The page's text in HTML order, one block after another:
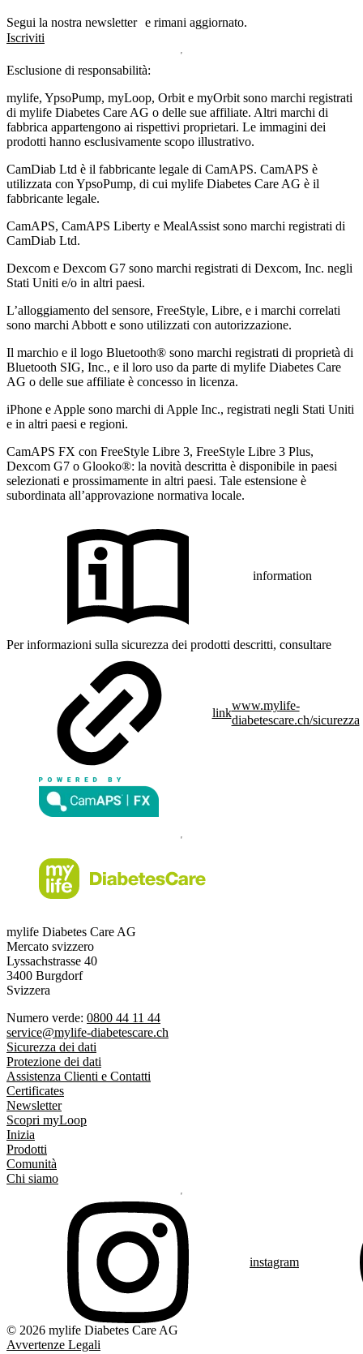
Segui la nostra newsletter e rimani aggiornato.
Iscriviti
Esclusione di responsabilità:
mylife, YpsoPump, myLoop, Orbit e myOrbit sono marchi registrati
di mylife Diabetes Care AG o delle sue affiliate. Altri marchi di
fabbrica appartengono ai rispettivi proprietari. Le immagini dei
prodotti hanno esclusivamente scopo illustrativo.
CamDiab Ltd è il fabbricante legale di CamAPS. CamAPS è
utilizzata con YpsoPump, di cui mylife Diabetes Care AG è il
fabbricante legale.
CamAPS, CamAPS Liberty e MealAssist sono marchi registrati di
CamDiab Ltd.
Dexcom e Dexcom G7 sono marchi registrati di Dexcom, Inc. negli
Stati Uniti e/o in altri paesi.
L’alloggiamento del sensore, FreeStyle, Libre, e i marchi correlati
sono marchi Abbott e sono utilizzati con autorizzazione.
Il marchio e il logo Bluetooth® sono marchi registrati di proprietà di
Bluetooth SIG, Inc., e il loro uso da parte di mylife Diabetes Care
AG o delle sue affiliate è concesso in licenza.
iPhone e Apple sono marchi di Apple Inc., registrati negli Stati Uniti
e in altri paesi e regioni.
CamAPS FX con FreeStyle Libre 3, FreeStyle Libre 3 Plus,
Dexcom G7 o Glooko®: la novità descritta è disponibile in paesi
selezionati e prossimamente in altri paesi. Tale estensione è
subordinata all’approvazione normativa locale.
information
Per informazioni sulla sicurezza dei prodotti descritti, consultare
link
www.mylife-
diabetescare.ch/sicurezza
mylife Diabetes Care AG
Mercato svizzero
Lyssachstrasse 40
3400 Burgdorf
Svizzera
Numero verde: 0800 44 11 44
service@mylife-diabetescare.ch
Sicurezza dei dati
Protezione dei dati
Assistenza Clienti e Contatti
Certificates
Newsletter
Scopri myLoop
Inizia
Prodotti
Comunità
Chi siamo
instagram
© 2026 mylife Diabetes Care AG
Avvertenze Legali